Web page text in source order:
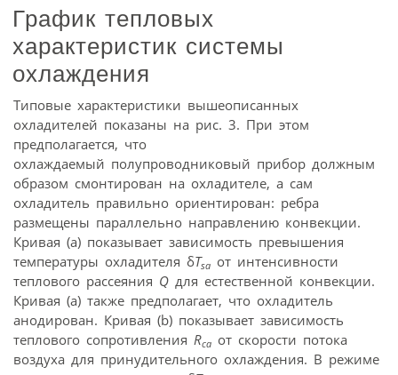
График тепловых
характеристик системы
охлаждения
Типовые характеристики вышеописанных
охладителей показаны на рис. 3. При этом
предполагается, что
охлаждаемый полупроводниковый прибор должным
образом смонтирован на охладителе, а сам
охладитель правильно ориентирован: ребра
размещены параллельно направлению конвекции.
Кривая (a) показывает зависимость превышения
температуры охладителя δTsa от интенсивности
теплового рассеяния Q для естественной конвекции.
Кривая (a) также предполагает, что охладитель
анодирован. Кривая (b) показывает зависимость
теплового сопротивления Rca от скорости потока
воздуха для принудительного охлаждения. В режиме